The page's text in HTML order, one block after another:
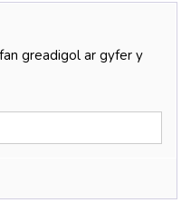
greadigol ar gyfer y